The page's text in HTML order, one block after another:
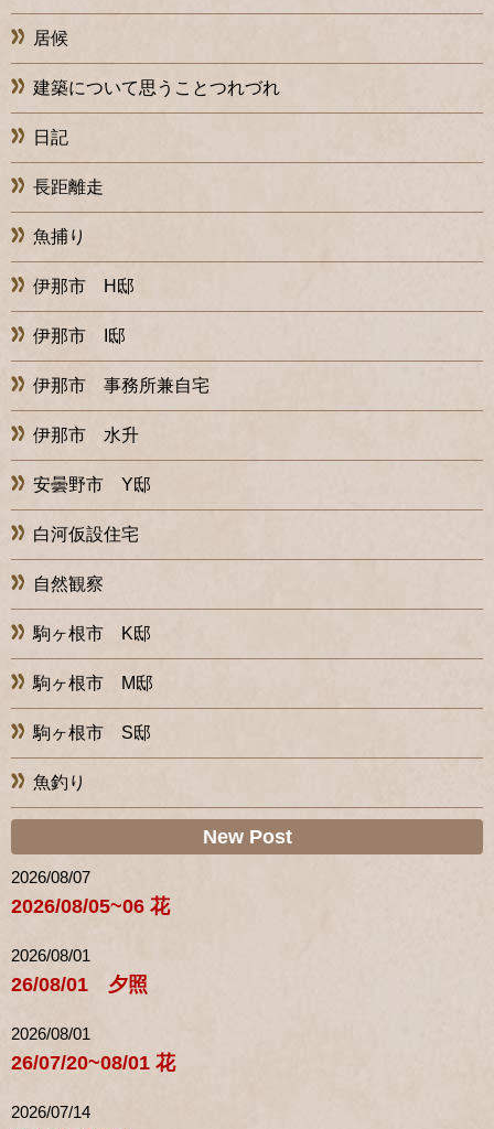
居候
建築について思うことつれづれ
日記
長距離走
魚捕り
伊那市 H邸
伊那市 I邸
伊那市 事務所兼自宅
伊那市 水升
安曇野市 Y邸
白河仮設住宅
自然観察
駒ヶ根市 K邸
駒ヶ根市 M邸
駒ヶ根市 S邸
魚釣り
New Post
2026/08/07
2026/08/05~06 花
2026/08/01
26/08/01 夕照
2026/08/01
26/07/20~08/01 花
2026/07/14